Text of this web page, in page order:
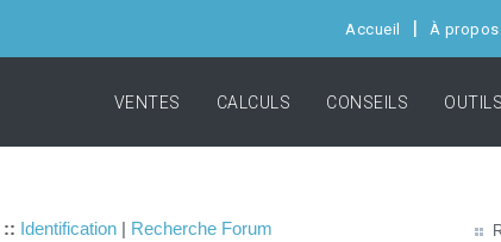
Accueil À propos
VENTES CALCULS CONSEILS OUTILS
:: Identification | Recherche Forum